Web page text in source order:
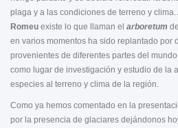
plaga y a las condiciones de terreno y
Romeu existe lo que llaman el arboretum de
en varios momentos ha sido replantado por
provenientes de diferentes partes del
como lugar de investigación y estudio de la
especies al terreno y clima de la región.
Como ya hemos comentado en la
por la presencia de glaciares dejándonos